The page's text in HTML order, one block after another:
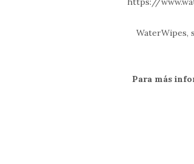
WaterWipes,
Para más